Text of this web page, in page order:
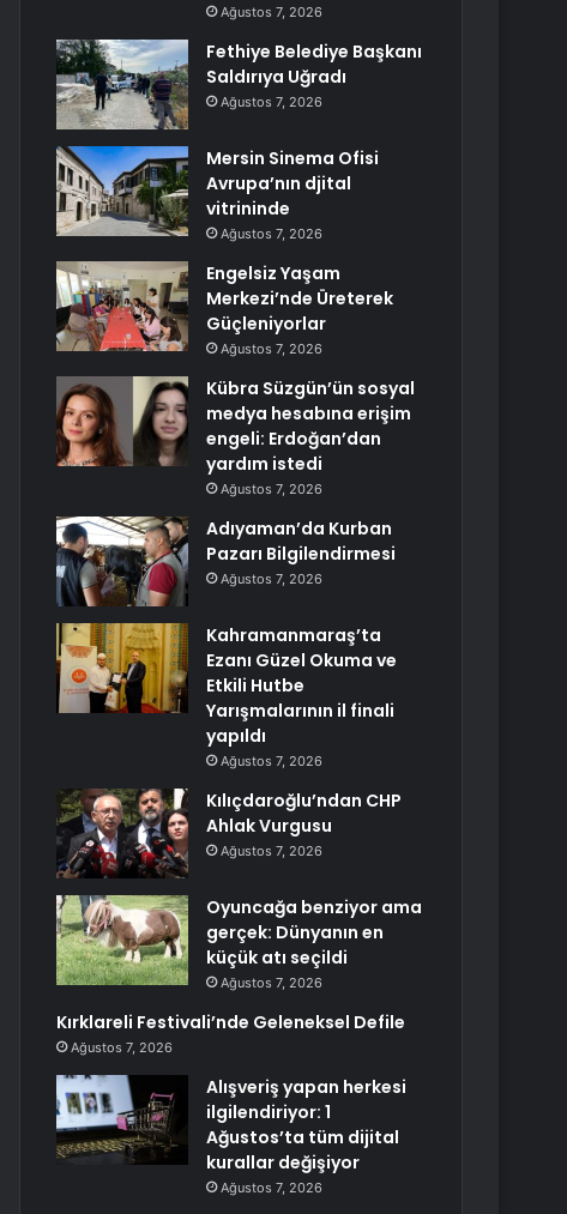
Ağustos 7, 2026
Fethiye Belediye Başkanı
Saldırıya Uğradı
Ağustos 7, 2026
Mersin Sinema Ofisi
Avrupa’nın djital
vitrininde
Ağustos 7, 2026
Engelsiz Yaşam
Merkezi’nde Üreterek
Güçleniyorlar
Ağustos 7, 2026
Kübra Süzgün’ün sosyal
medya hesabına erişim
engeli: Erdoğan’dan
yardım istedi
Ağustos 7, 2026
Adıyaman’da Kurban
Pazarı Bilgilendirmesi
Ağustos 7, 2026
Kahramanmaraş’ta
Ezanı Güzel Okuma ve
Etkili Hutbe
Yarışmalarının il finali
yapıldı
Ağustos 7, 2026
Kılıçdaroğlu’ndan CHP
Ahlak Vurgusu
Ağustos 7, 2026
Oyuncağa benziyor ama
gerçek: Dünyanın en
küçük atı seçildi
Ağustos 7, 2026
Kırklareli Festivali’nde Geleneksel Defile
Ağustos 7, 2026
Alışveriş yapan herkesi
ilgilendiriyor: 1
Ağustos’ta tüm dijital
kurallar değişiyor
Ağustos 7, 2026